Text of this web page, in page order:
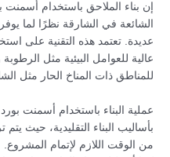
إن بناء الملاحق باستخدام
الشائعة في الشارقة نظرًا لما
عديدة. تعتمد هذه التقنية على
عالية للعوامل البيئية مثل
للمناطق ذات المناخ الحار مثل
عملية البناء باستخدام أسمنت
بأساليب البناء التقليدية، حيث
من الوقت اللازم لإتمام المشروع.